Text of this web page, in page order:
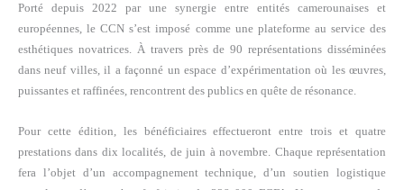
Porté depuis 2022 par une synergie entre entités camerounaises et
européennes, le CCN s’est imposé comme une plateforme au service des
esthétiques novatrices. À travers près de 90 représentations disséminées
dans neuf villes, il a façonné un espace d’expérimentation où les œuvres,
puissantes et raffinées, rencontrent des publics en quête de résonance.
Pour cette édition, les bénéficiaires effectueront entre trois et quatre
prestations dans dix localités, de juin à novembre. Chaque représentation
fera l’objet d’un accompagnement technique, d’un soutien logistique